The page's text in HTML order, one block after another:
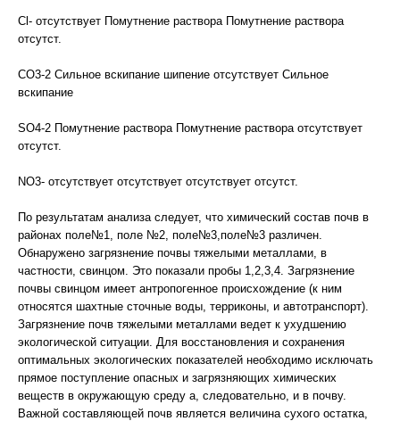
Cl- отсутствует Помутнение раствора Помутнение раствора
отсутст.
CO3-2 Сильное вскипание шипение отсутствует Сильное
вскипание
SO4-2 Помутнение раствора Помутнение раствора отсутствует
отсутст.
NO3- отсутствует отсутствует отсутствует отсутст.
По результатам анализа следует, что химический состав почв в
районах поле№1, поле №2, поле№3,поле№3 различен.
Обнаружено загрязнение почвы тяжелыми металлами, в
частности, свинцом. Это показали пробы 1,2,3,4. Загрязнение
почвы свинцом имеет антропогенное происхождение (к ним
относятся шахтные сточные воды, терриконы, и автотранспорт).
Загрязнение почв тяжелыми металлами ведет к ухудшению
экологической ситуации. Для восстановления и сохранения
оптимальных экологических показателей необходимо исключать
прямое поступление опасных и загрязняющих химических
веществ в окружающую среду а, следовательно, и в почву.
Важной составляющей почв является величина сухого остатка,